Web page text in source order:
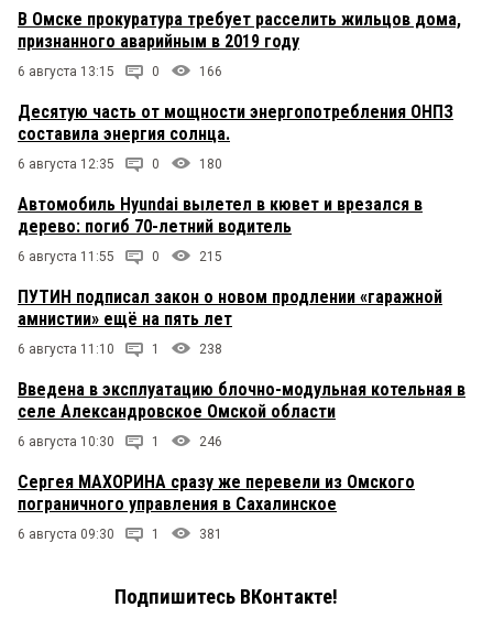
В Омске прокуратура требует расселить жильцов дома,
признанного аварийным в 2019 году
6 августа 13:15 0 166
Десятую часть от мощности энергопотребления ОНПЗ
составила энергия солнца.
6 августа 12:35 0 180
Автомобиль Hyundai вылетел в кювет и врезался в
дерево: погиб 70-летний водитель
6 августа 11:55 0 215
ПУТИН подписал закон о новом продлении «гаражной
амнистии» ещё на пять лет
6 августа 11:10 1 238
Введена в эксплуатацию блочно-модульная котельная в
селе Александровское Омской области
6 августа 10:30 1 246
Сергея МАХОРИНА сразу же перевели из Омского
пограничного управления в Сахалинское
6 августа 09:30 1 381
Подпишитесь ВКонтакте!